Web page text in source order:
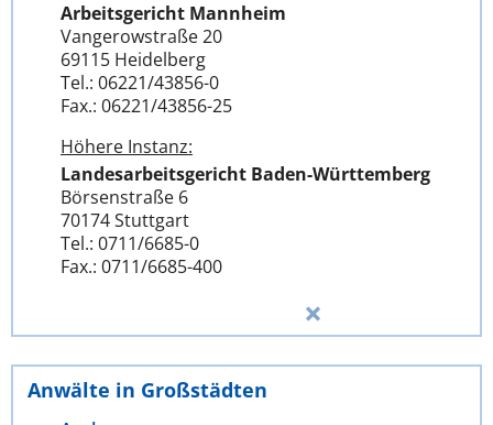
Arbeitsgericht Mannheim
Vangerowstraße 20
69115 Heidelberg
Tel.: 06221/43856-0
Fax.: 06221/43856-25
Höhere Instanz:
Landesarbeitsgericht Baden-Württemberg
Börsenstraße 6
70174 Stuttgart
Tel.: 0711/6685-0
Fax.: 0711/6685-400
Anwälte in Großstädten